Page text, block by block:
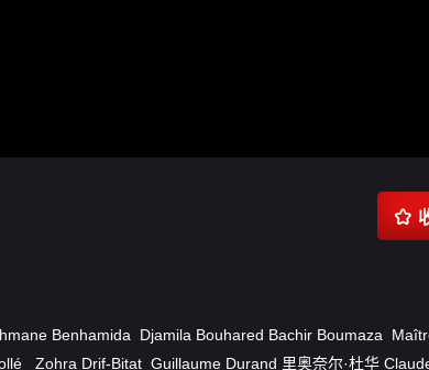

Benhamida Djamila Bouhared Bachir Boumaza
Zohra Drif-Bitat Guillaume Durand 里奥奈尔·杜华